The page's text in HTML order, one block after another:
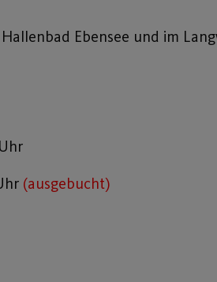
Ebensee und im
(ausgebucht)